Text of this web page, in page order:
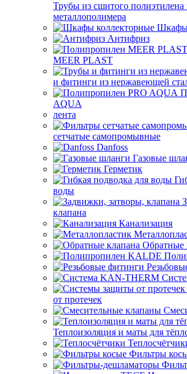
Трубы из сшитого полиэтилена
металлополимера
Шкафы
Антифриз
MEER PLAST
и фитинги из нержавеющей
AQUA
лента
сетчатые самопромывные
Danfoss
Газовые
Герметик
воды
клапана
Канализация
Обратные
от протечек
Теплоизоляция и маты для
Фильтры